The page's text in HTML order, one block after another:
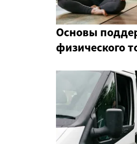
Основы
физического